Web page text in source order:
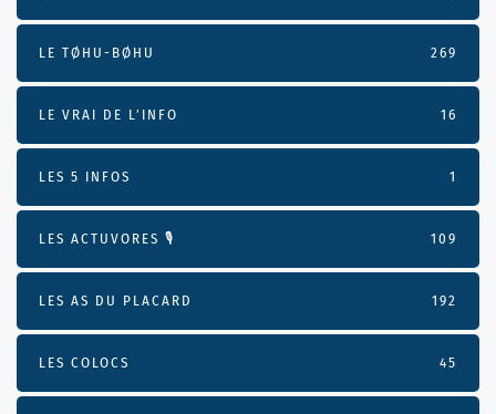
LE TØHU-BØHU 269
LE VRAI DE L’INFO 16
LES 5 INFOS 1
LES ACTUVORES 🎙 109
LES AS DU PLACARD 192
LES COLOCS 45